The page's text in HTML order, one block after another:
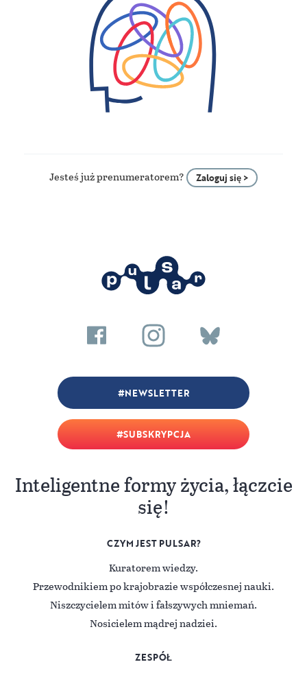
Jesteś już prenumeratorem? Zaloguj się >
SUBSKRYPCJA
NEWSLETTER
Inteligentne formy życia, łączcie
się!
CZYM JEST PULSAR?
Kuratorem wiedzy.
Przewodnikiem po krajobrazie współczesnej nauki.
Niszczycielem mitów i fałszywych mniemań.
Nosicielem mądrej nadziei.
ZESPÓŁ